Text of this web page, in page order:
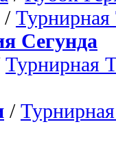
/ Турнирная
Сегунда
Турнирная
/